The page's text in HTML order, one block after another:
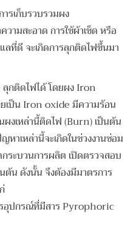
รเก็บรวบรวมผง
มสะอาด การใช้ผ้าเช็ด หรือ
ลที่ดี จะเกิดการลุกติดไฟขึ้นมา
ดไฟได้ โดยผง Iron
เป็น Iron oxide มีความร้อน
งเหล่านี้ติดไฟ (Burn) เป็นต้น
หาเหล่านี้จะเกิดในช่วงงานซ่อม
ระบวนการผลิต เปิดตรวจสอบ
น ดังนั้น จึงต้องมีมาตรการ
รอุปกรณ์ที่มีสาร Pyrophoric